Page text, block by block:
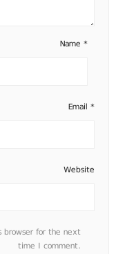
Name *
Email *
Website
browser for the next
time I comment.